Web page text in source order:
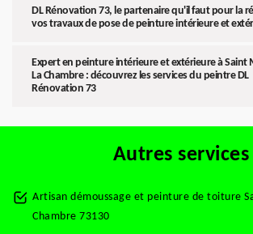
DL Rénovation 73, le partenaire qu'il faut pour la
vos travaux de pose de peinture intérieure et
Expert en peinture intérieure et extérieure à Saint
La Chambre : découvrez les services du peintre DL
Rénovation 73
Autres services
Artisan démoussage et peinture de toiture
Chambre 73130